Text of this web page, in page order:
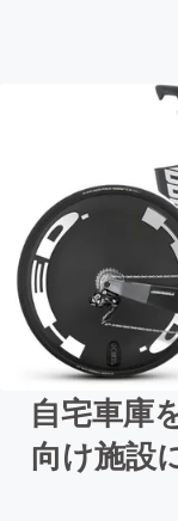
自宅車庫
向け施設